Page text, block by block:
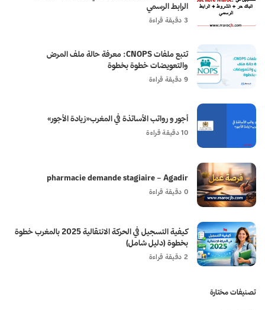
الرابط الرسمي
3 دقيقة قراءة
تتبع ملفات CNOPS: معرفة حالة ملف المرض
والتعويضات خطوة بخطوة
9 دقيقة قراءة
أجور و رواتب الأساتذة في المغرب«زيادة الأجور»
10 دقيقة قراءة
pharmacie demande stagiaire – Agadir
0 دقيقة قراءة
كيفية التسجيل في الحركة الانتقالية 2025 بالمغرب خطوة
بخطوة (دليل شامل)
2 دقيقة قراءة
تصنيفات مختارة